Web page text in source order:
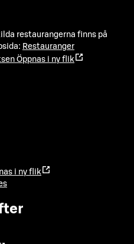
restaurangerna finns på
Restauranger
Öppnas i ny flik
i ny flik